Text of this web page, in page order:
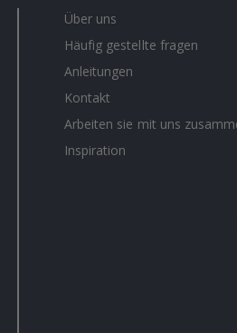
Über uns
Häufig gestellte fragen
Anleitungen
Kontakt
Arbeiten sie mit uns
Inspiration